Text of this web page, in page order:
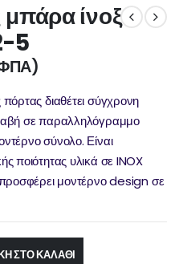
ίνοξ
5
διαθέτει σύγχρονη
σε παραλληλόγραμμο
σύνολο. Είναι
ποιότητας υλικά σε INOX
μοντέρνο design σε
ΣΤΟ ΚΑΛΆΘΙ